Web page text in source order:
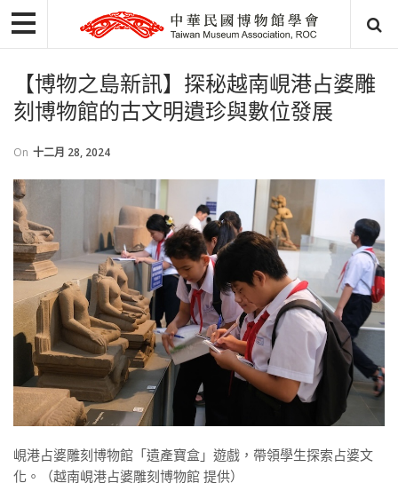
【博物之島新訊】探秘越南峴港占婆雕
刻博物館的古文明遺珍與數位發展
On 十二月 28, 2024
峴港占婆雕刻博物館「遺產寶盒」遊戲，帶領學生探索占婆文
化。（越南峴港占婆雕刻博物館 提供）